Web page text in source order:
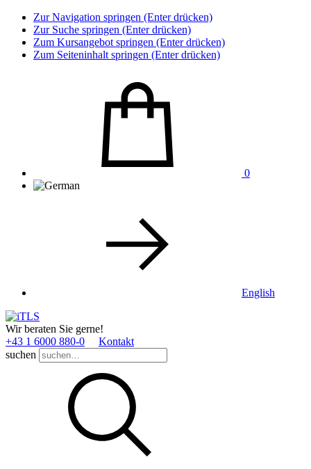
Zur Navigation springen (Enter drücken)
Zur Suche springen (Enter drücken)
Zum Kursangebot springen (Enter drücken)
Zum Seiteninhalt springen (Enter drücken)
0
English
Wir beraten Sie gerne!
+43 1 6000 880­-0
Kontakt
suchen